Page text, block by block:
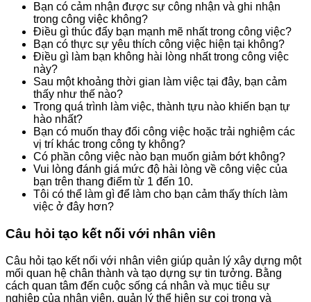
Bạn có cảm nhận được sự công nhận và ghi nhận
trong công việc không?
Điều gì thúc đẩy bạn mạnh mẽ nhất trong công việc?
Bạn có thực sự yêu thích công việc hiện tại không?
Điều gì làm bạn không hài lòng nhất trong công việc
này?
Sau một khoảng thời gian làm việc tại đây, bạn cảm
thấy như thế nào?
Trong quá trình làm việc, thành tựu nào khiến bạn tự
hào nhất?
Bạn có muốn thay đổi công việc hoặc trải nghiệm các
vị trí khác trong công ty không?
Có phần công việc nào bạn muốn giảm bớt không?
Vui lòng đánh giá mức độ hài lòng về công việc của
bạn trên thang điểm từ 1 đến 10.
Tôi có thể làm gì để làm cho bạn cảm thấy thích làm
việc ở đây hơn?
Câu hỏi tạo kết nối với nhân viên
Câu hỏi tạo kết nối với nhân viên giúp quản lý xây dựng một
mối quan hệ chân thành và tạo dựng sự tin tưởng. Bằng
cách quan tâm đến cuộc sống cá nhân và mục tiêu sự
nghiệp của nhân viên, quản lý thể hiện sự coi trọng và